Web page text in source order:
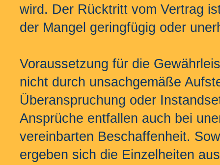
wird. Der Rücktritt vom Vertrag
der Mangel geringfügig oder
Voraussetzung für die
nicht durch unsachgemäße
Überanspruchung oder
Ansprüche entfallen auch bei
vereinbarten Beschaffenheit.
ergeben sich die Einzelheiten